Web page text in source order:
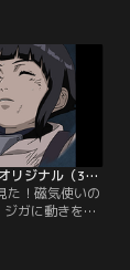
の一人娘、ハ
之丞。菜の国
ーデターの情
行商人たちの
させたのだっ
イチャンネ
NARUTO-ナルト- オリジナル（3） 動乱編 第190話
た！磁気使いの
ガに動きを封